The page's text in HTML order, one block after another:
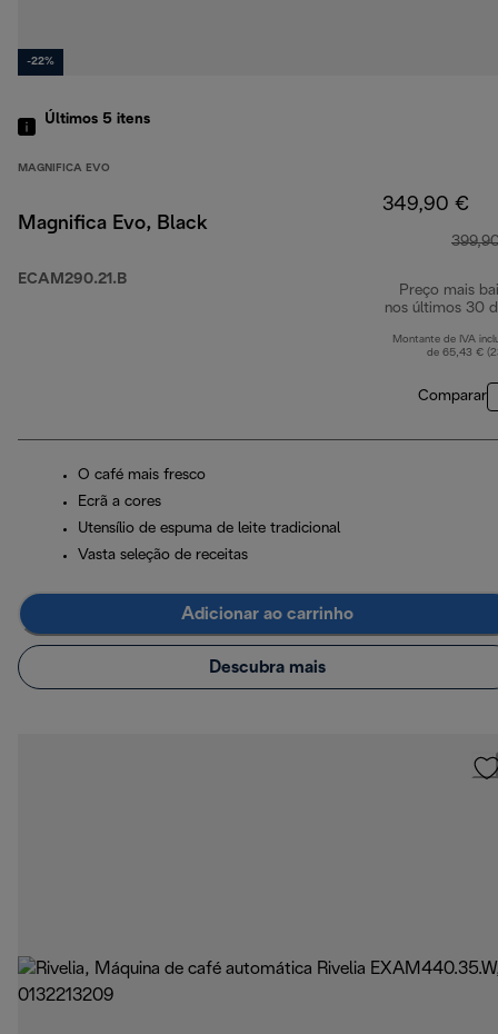
-22%
Últimos 5 itens
MAGNIFICA EVO
Magnifica Evo, Black
ECAM290.21.B
349,90 €
Preço mais
nos últimos 30
Montante de IVA
de 65,43 €
Comparar
O café mais fresco
Ecrã a cores
Utensílio de espuma de leite tradicional
Vasta seleção de receitas
Adicionar ao carrinho
Descubra mais